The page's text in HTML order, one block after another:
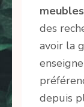
meubles
des
avoir la
depuis